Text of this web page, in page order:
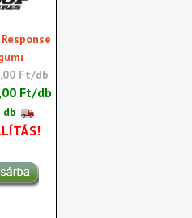
Ft/db
Ft/db
db